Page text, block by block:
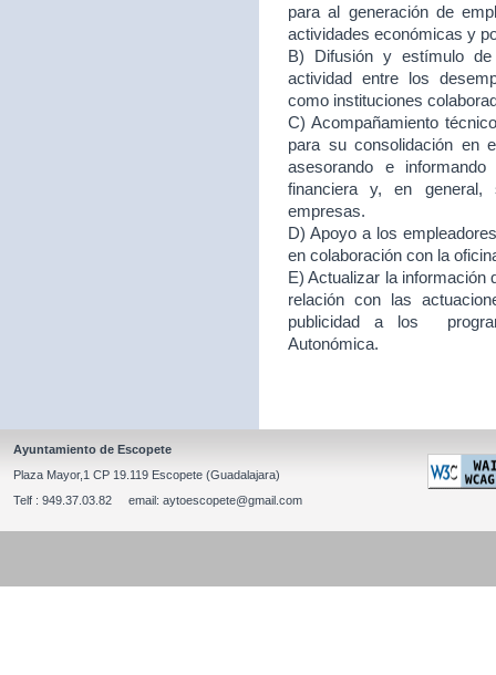
para al generación de
actividades económicas y
B) Difusión y estímulo de
actividad entre los
como instituciones
C) Acompañamiento
para su consolidación en
asesorando e
financiera y, en
empresas.
D) Apoyo a los
en colaboración con la
E) Actualizar la información
relación con las
publicidad a los
Autonómica.
Ayuntamiento de Escopete
Plaza Mayor,1 CP 19.119 Escopete (Guadalajara)
Telf : 949.37.03.82 email: aytoescopete@gmail.com